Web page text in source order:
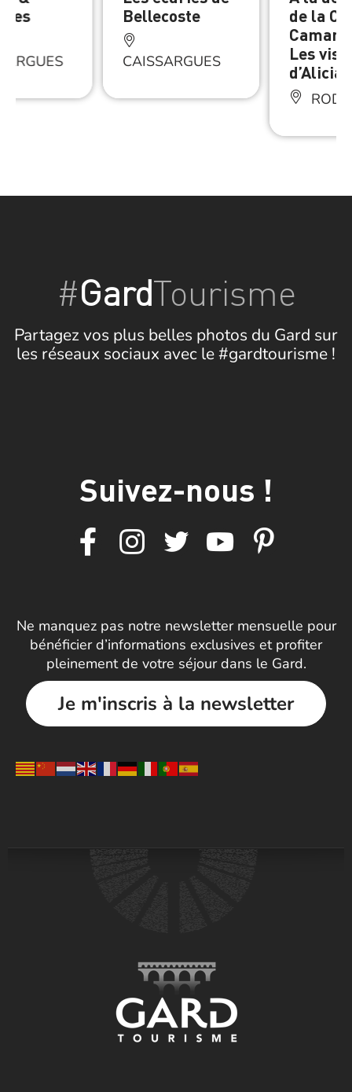
Bellecoste
CAISSARGUES
de la
Les
d’Alicia
#GardTourisme
Partagez vos plus belles photos du Gard sur
les réseaux sociaux avec le #gardtourisme !
Suivez-nous !
Ne manquez pas notre newsletter mensuelle pour
bénéficier d’informations exclusives et profiter
pleinement de votre séjour dans le Gard.
Je m'inscris à la newsletter